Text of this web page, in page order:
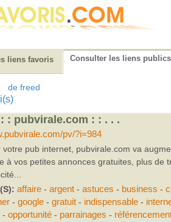
liens favoris Consulter les liens publics
de freed
: pubvirale.com : : . . .
pv/?i=984
votre pub internet, pubvirale.com va
à vos petites annonces gratuites, plus de
affaire- argent- astuces - business -
- google- gratuit- indispensable-
- opportunité- parrainages -